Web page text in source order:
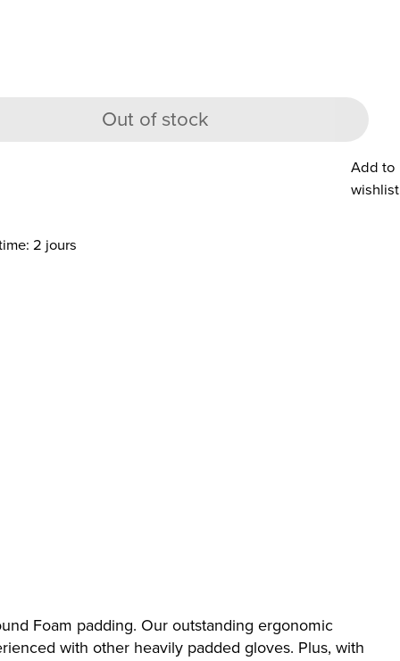
Out of stock
Add to
wishlist
2 jours
Foam padding. Our outstanding ergonomic
with other heavily padded gloves. Plus, with